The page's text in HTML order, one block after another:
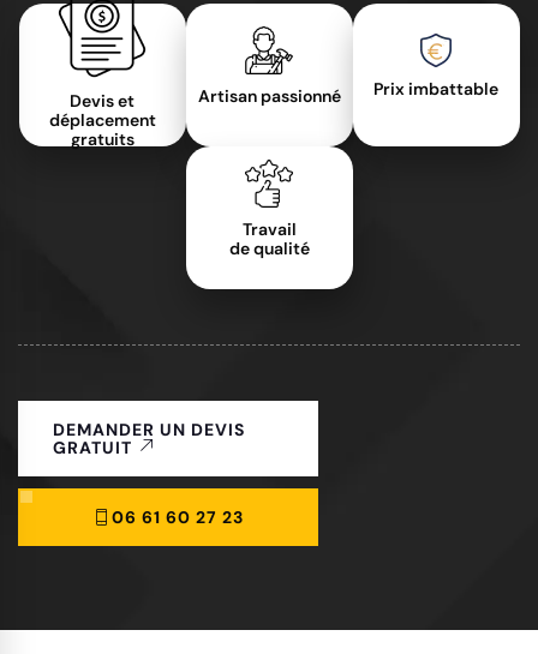
Devis et
déplacement
gratuits
Artisan passionné Prix imbattable
Travail
de qualité
DEMANDER UN DEVIS
GRATUIT
06 61 60 27 23